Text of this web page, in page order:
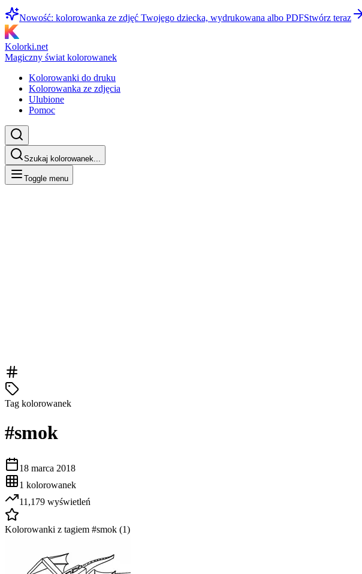
Nowość: kolorowanka ze zdjęć Twojego dziecka, wydrukowana albo PDFStwórz teraz
Kolorki.net
Magiczny świat kolorowanek
Kolorowanki do druku
Kolorowanka ze zdjęcia
Ulubione
Pomoc
Szukaj kolorowanek...
Toggle menu
Tag kolorowanek
#smok
18 marca 2018
1 kolorowanek
11,179 wyświetleń
Kolorowanki z tagiem #smok (1)